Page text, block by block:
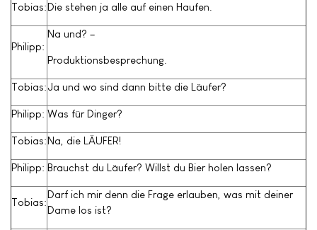
Tobias:Die stehen ja alle auf einen Haufen.
Philipp:
Na und? –
Produktionsbesprechung.
Tobias:Ja und wo sind dann bitte die Läufer?
Philipp: Was für Dinger?
Tobias:Na, die LÄUFER!
Philipp: Brauchst du Läufer? Willst du Bier holen lassen?
Tobias:
Darf ich mir denn die Frage erlauben, was mit deiner
Dame los ist?